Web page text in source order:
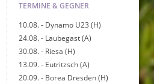
TERMINE & GEGNER
10.08. - Dynamo U23 (H)
24.08. - Laubegast (A)
30.08. - Riesa (H)
13.09. - Eutritzsch (A)
20.09. - Borea Dresden (H)